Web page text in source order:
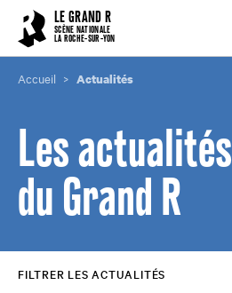
LE GRAND R
SCÈNE NATIONALE
LA ROCHE-SUR-YON
Accueil Actualités
Les actualités
du Grand R
FILTRER LES ACTUALITÉS
Cookies management panel